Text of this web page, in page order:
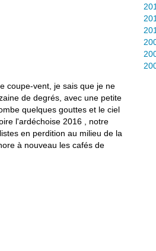
coupe-vent, je sais que je ne
de degrés, avec une petite
quelques gouttes et le ciel
l'ardéchoise 2016 , notre
en perdition au milieu de la
à nouveau les cafés de